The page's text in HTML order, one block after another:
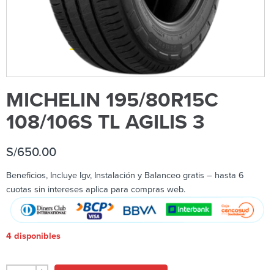
MICHELIN 195/80R15C
108/106S TL AGILIS 3
S/650.00
Beneficios, Incluye Igv, Instalación y Balanceo gratis – hasta 6
cuotas sin intereses aplica para compras web.
4 disponibles